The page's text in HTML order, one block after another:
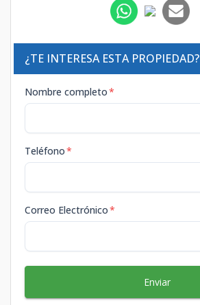
¿TE INTERESA ESTA PROPIEDAD?
Nombre completo*
Teléfono*
Correo Electrónico*
Enviar